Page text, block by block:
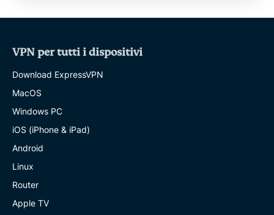
VPN per tutti i dispositivi
Download ExpressVPN
MacOS
Windows PC
iOS (iPhone & iPad)
Android
Linux
Router
Apple TV